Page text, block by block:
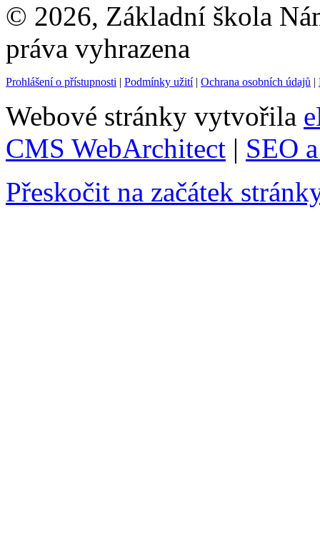
© 2026, Základní škola
práva vyhrazena
Prohlášení o přístupnosti | Podmínky užití| Ochrana osobních údajů |
Webové stránky vytvořila
CMS WebArchitect | SEO
Přeskočit na začátek